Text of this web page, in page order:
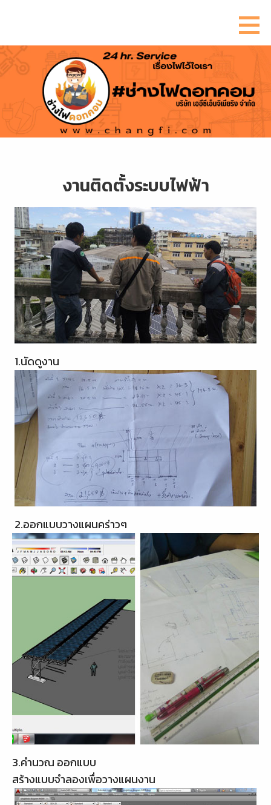
ยัง
เนื้อหา
งานติดตั้งระบบไฟฟ้า
1.นัดดูงาน
2.ออกแบบวางแผนคร่าวๆ
3.คำนวณ ออกแบบ
สร้างแบบจำลองเพื่อวางแผนงาน